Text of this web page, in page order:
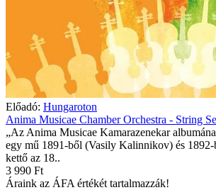
Előadó: Hungaroton
Anima Musicae Chamber Orchestra - String
„Az Anima Musicae Kamarazenekar
egy mű 1891-ből (Vasily Kalinnikov) és
kettő az 18..
3 990 Ft
Áraink az ÁFA értékét tartalmazzák!